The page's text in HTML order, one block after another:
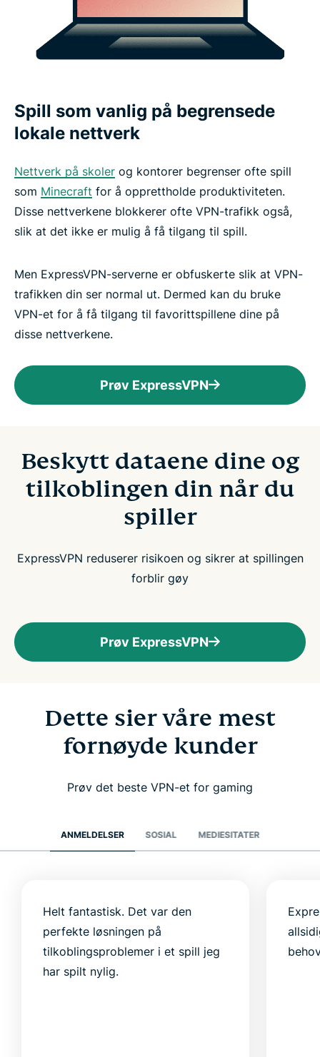
Spill som vanlig på begrensede
lokale nettverk
Nettverk på skoler og kontorer begrenser ofte spill
som Minecraft for å opprettholde produktiviteten.
Disse nettverkene blokkerer ofte VPN-trafikk også,
slik at det ikke er mulig å få tilgang til spill.
Men ExpressVPN-serverne er obfuskerte slik at VPN-
trafikken din ser normal ut. Dermed kan du bruke
VPN-et for å få tilgang til favorittspillene dine på
disse nettverkene.
Prøv ExpressVPN
Beskytt dataene dine og
tilkoblingen din når du
spiller
ExpressVPN reduserer risikoen og sikrer at spillingen
forblir gøy
Prøv ExpressVPN
Dette sier våre mest
fornøyde kunder
Prøv det beste VPN-et for gaming
ANMELDELSER SOSIAL MEDIESITATER
Helt fantastisk. Det var den
perfekte løsningen på
tilkoblingsproblemer i et spill jeg
har spilt nylig.